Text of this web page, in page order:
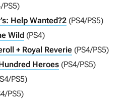
PS5)
Help Wanted?2 (PS4/PS5)
Wild (PS4)
+ Royal Reverie (PS4/PS5)
Heroes (PS4/PS5)
PS5)
PS5)